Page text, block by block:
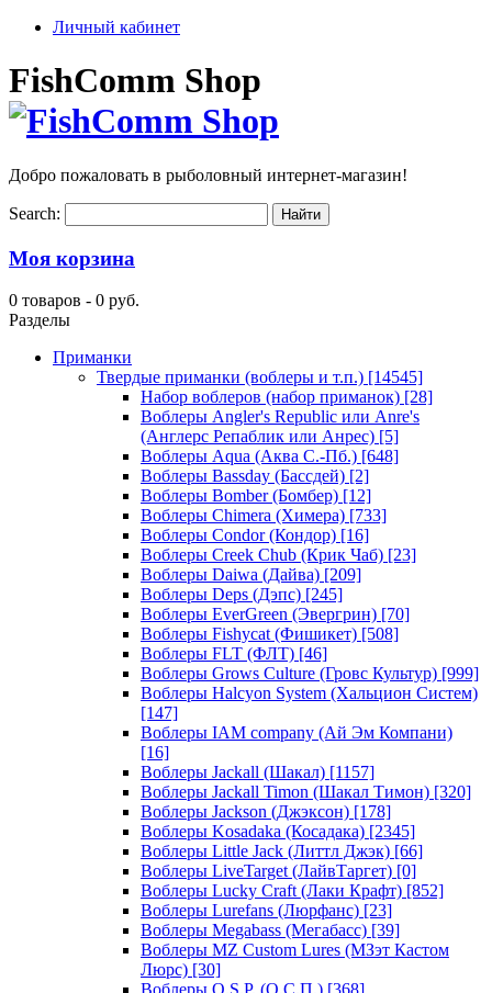
Личный кабинет
FishComm Shop
Добро пожаловать в рыболовный интернет-магазин!
Search:
Моя корзина
0 товаров - 0 руб.
Разделы
Приманки
Твердые приманки (воблеры и т.п.) [14545]
Набор воблеров (набор приманок) [28]
Воблеры Angler's Republic или Anre's
(Англерс Репаблик или Анрес) [5]
Воблеры Aqua (Аква С.-Пб.) [648]
Воблеры Bassday (Бассдей) [2]
Воблеры Bomber (Бомбер) [12]
Воблеры Chimera (Химера) [733]
Воблеры Condor (Кондор) [16]
Воблеры Creek Chub (Крик Чаб) [23]
Воблеры Daiwa (Дайва) [209]
Воблеры Deps (Дэпс) [245]
Воблеры EverGreen (Эвергрин) [70]
Воблеры Fishycat (Фишикет) [508]
Воблеры FLT (ФЛТ) [46]
Воблеры Grows Culture (Гровс Культур) [999]
Воблеры Halcyon System (Хальцион Систем)
[147]
Воблеры IAM company (Ай Эм Компани)
[16]
Воблеры Jackall (Шакал) [1157]
Воблеры Jackall Timon (Шакал Тимон) [320]
Воблеры Jackson (Джэксон) [178]
Воблеры Kosadaka (Косадака) [2345]
Воблеры Little Jack (Литтл Джэк) [66]
Воблеры LiveTarget (ЛайвТаргет) [0]
Воблеры Lucky Craft (Лаки Крафт) [852]
Воблеры Lurefans (Люрфанс) [23]
Воблеры Megabass (Мегабасс) [39]
Воблеры MZ Custom Lures (МЗэт Кастом
Люрс) [30]